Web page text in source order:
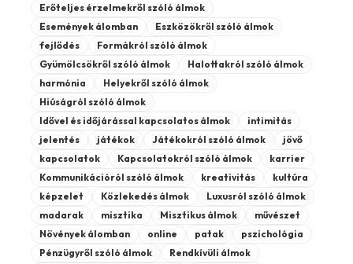
Erőteljes érzelmekről szóló álmok
Események álomban
Eszközökről szóló álmok
fejlődés
Formákról szóló álmok
Gyümölcsökről szóló álmok
Halottakról szóló álmok
harmónia
Helyekről szóló álmok
Hiúságról szóló álmok
Idővel és időjárással kapcsolatos álmok
intimitás
jelentés
játékok Játékokról szóló álmok
jövő
kapcsolatok
Kapcsolatokról szóló álmok
karrier
Kommunikációról szóló álmok
kreativitás
kultúra
képzelet
Közlekedés álmok
Luxusról szóló álmok
madarak
misztika Misztikus álmok
művészet
Növények álomban
online patak
pszichológia
Pénzügyről szóló álmok
Rendkívüli álmok